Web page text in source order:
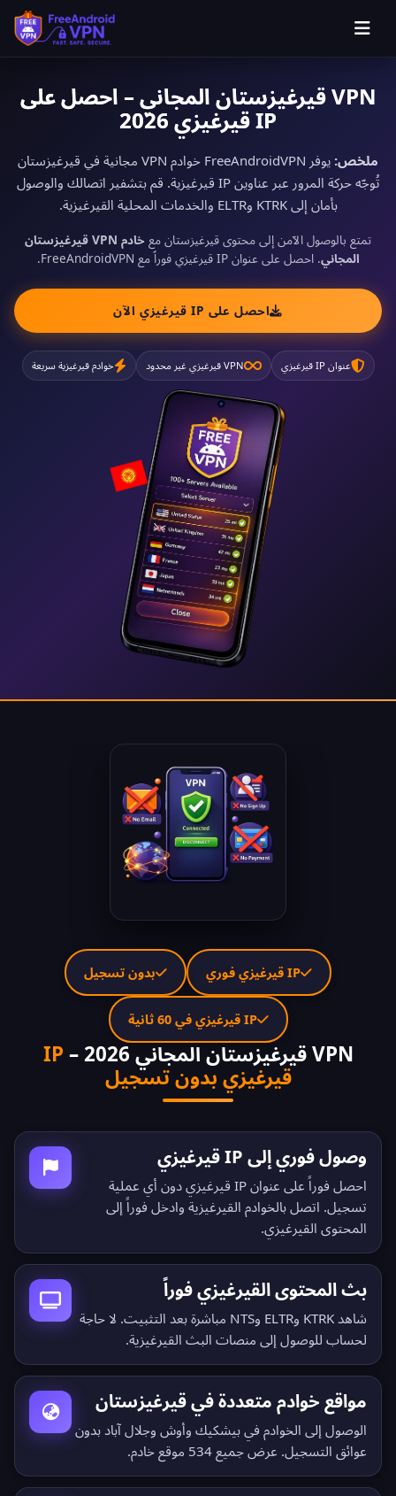
VPN قيرغيزستان المجاني – احصل على
IP قيرغيزي 2026
ملخص:
يوفر FreeAndroidVPN خوادم VPN مجانية في قيرغيزستان
تُوجّه حركة المرور عبر عناوين IP قيرغيزية. قم بتشفير اتصالك والوصول
بأمان إلى KTRK وELTR والخدمات المحلية القيرغيزية.
تمتع بالوصول الآمن إلى محتوى قيرغيزستان مع
خادم VPN قيرغيزستان
المجاني. احصل على عنوان IP قيرغيزي فوراً مع FreeAndroidVPN.
احصل على IP قيرغيزي الآن
عنوان IP قيرغيزي VPN قيرغيزي غير محدود خوادم قيرغيزية سريعة
VPN قيرغيزستان المجاني 2026 –
IP
قيرغيزي بدون تسجيل
وصول فوري إلى IP قيرغيزي
احصل فوراً على عنوان IP قيرغيزي دون أي عملية
تسجيل. اتصل بالخوادم القيرغيزية وادخل فوراً إلى
المحتوى القيرغيزي.
بث المحتوى القيرغيزي فوراً
شاهد KTRK وELTR وNTS مباشرة بعد التثبيت. لا حاجة
لحساب للوصول إلى منصات البث القيرغيزية.
مواقع خوادم متعددة في قيرغيزستان
الوصول إلى الخوادم في بيشكيك وأوش وجلال آباد بدون
عوائق التسجيل. عرض جميع 534 موقع خادم .
IP قيرغيزي فوري بدون تسجيل
IP قيرغيزي في 60 ثانية